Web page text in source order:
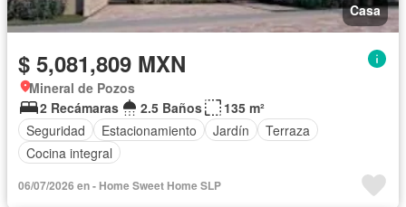
Casa
$ 5,081,809 MXN
Mineral de Pozos
2 Recámaras
2.5 Baños
135 m²
Seguridad
Estacionamiento Jardín
Terraza
Cocina integral
06/07/2026 en - Home Sweet Home SLP